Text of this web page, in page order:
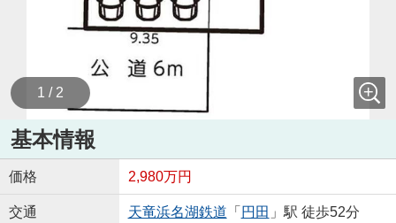
1 / 2
基本情報
価格 2,980万円
交通 天竜浜名湖鉄道 「 円田 」駅 徒歩52分